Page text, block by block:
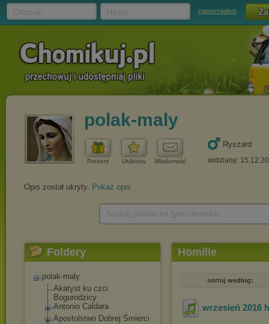
zapomniałem
polak-maly
Prezent Ulubiony Wiadomość
Ryszard
widziany:
Opis został ukryty. Pokaż opis
Foldery
polak-maly
Akatyst ku czci
Bogurodzicy
Antonio Caldara
Apostolstwo Dobrej Śmierci
Homilie
sortuj według:
wrzesień 2016